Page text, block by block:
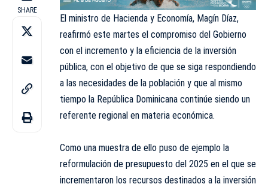
SHARE
El ministro de Hacienda y Economía, Magín Díaz,
reafirmó este martes el compromiso del Gobierno
con el incremento y la eficiencia de la inversión
pública, con el objetivo de que se siga respondiendo
a las necesidades de la población y que al mismo
tiempo la República Dominicana continúe siendo un
referente regional en materia económica.
Como una muestra de ello puso de ejemplo la
reformulación de presupuesto del 2025 en el que se
incrementaron los recursos destinados a la inversión